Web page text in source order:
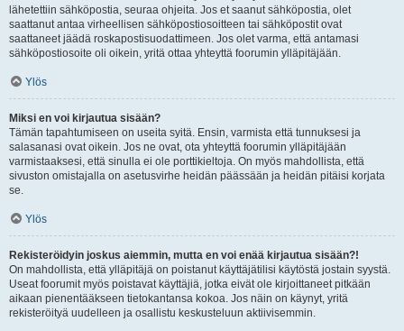
lähetettiin sähköpostia, seuraa ohjeita. Jos et saanut sähköpostia, olet
saattanut antaa virheellisen sähköpostiosoitteen tai sähköpostit ovat
saattaneet jäädä roskapostisuodattimeen. Jos olet varma, että antamasi
sähköpostiosoite oli oikein, yritä ottaa yhteyttä foorumin ylläpitäjään.
Ylös
Miksi en voi kirjautua sisään?
Tämän tapahtumiseen on useita syitä. Ensin, varmista että tunnuksesi ja
salasanasi ovat oikein. Jos ne ovat, ota yhteyttä foorumin ylläpitäjään
varmistaaksesi, että sinulla ei ole porttikieltoja. On myös mahdollista, että
sivuston omistajalla on asetusvirhe heidän päässään ja heidän pitäisi korjata
se.
Ylös
Rekisteröidyin joskus aiemmin, mutta en voi enää kirjautua sisään?!
On mahdollista, että ylläpitäjä on poistanut käyttäjätilisi käytöstä jostain syystä.
Useat foorumit myös poistavat käyttäjiä, jotka eivät ole kirjoittaneet pitkään
aikaan pienentääkseen tietokantansa kokoa. Jos näin on käynyt, yritä
rekisteröityä uudelleen ja osallistu keskusteluun aktiivisemmin.